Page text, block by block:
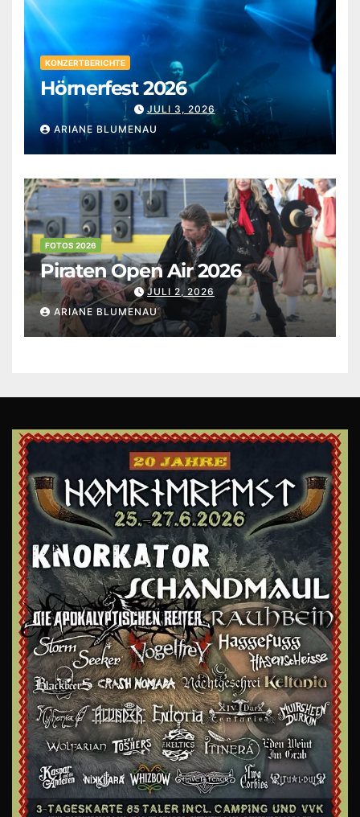
KONZERTBERICHTE
Hörnerfest 2026
JULI 3, 2026
ARIANE BLUMENAU
FOTOS 2026
Piraten Open Air 2026
JULI 2, 2026
ARIANE BLUMENAU